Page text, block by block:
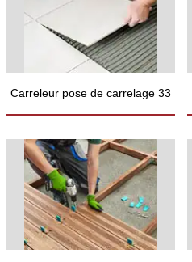
Carreleur pose de carrelage 33